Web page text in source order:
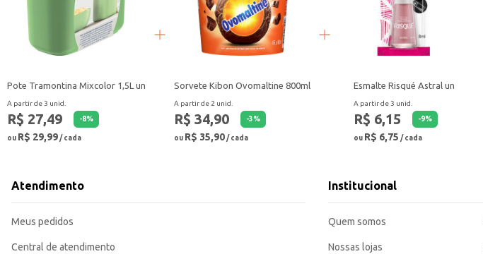
Pote Tramontina Mixcolor 1,5L un
A partir de 3 unid.
R$ 27,49 -8%
ou R$ 29,99/ cada
Sorvete Kibon Ovomaltine 800ml
A partir de 2 unid.
R$ 34,90 -3%
ou R$ 35,90/ cada
Esmalte Risqué Astral un
A partir de 3 unid.
R$ 6,15 -9%
ou R$ 6,75 / cada
Atendimento
Meus pedidos
Central de atendimento
Institucional
Quem somos
Nossas lojas